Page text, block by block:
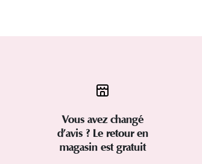
Vous avez changé
d’avis ? Le retour en
magasin est gratuit